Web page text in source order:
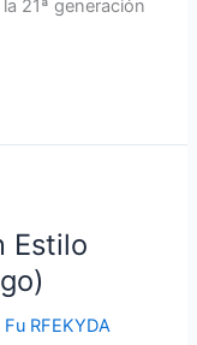
21ª generación
Estilo
RFEKYDA